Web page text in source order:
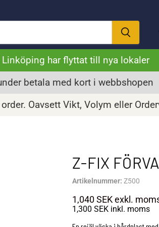
Linköping har flyttat till nya lokaler
betala med kort i webbshopen
Oavsett Vikt, Volym eller
Z-FIX
Artikelnummer: Z500
1,040 SEKexkl.
1,300 SEKinkl. moms